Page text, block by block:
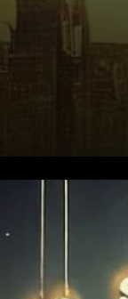
Que